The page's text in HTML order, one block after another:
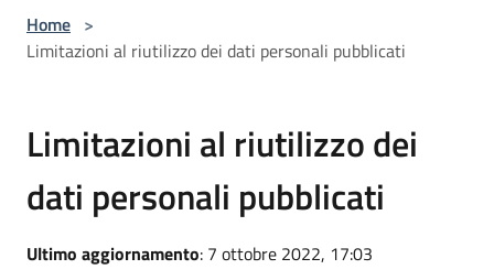
Home >
Limitazioni al riutilizzo dei dati personali pubblicati
Limitazioni al riutilizzo dei
dati personali pubblicati
Ultimo aggiornamento: 7 ottobre 2022, 17:03